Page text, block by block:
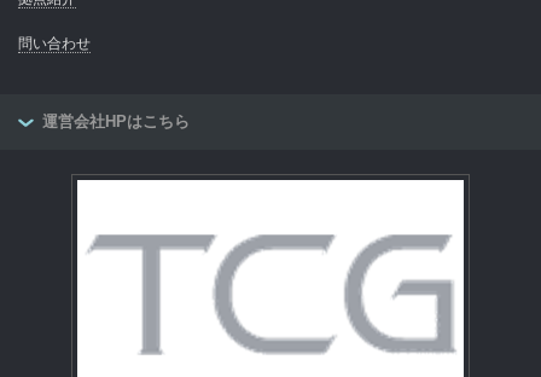
問い合わせ
運営会社HPはこちら